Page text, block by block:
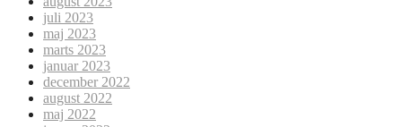
juli 2023
maj 2023
marts 2023
januar 2023
december 2022
august 2022
maj 2022